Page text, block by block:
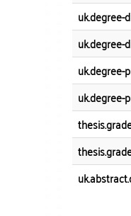
uk.degree-
uk.degree-
uk.degree-
uk.degree-